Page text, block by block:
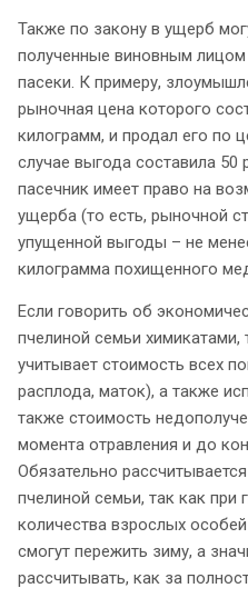
Также по закону в ущерб
полученные виновным
пасеки. К примеру,
рыночная цена которого
килограмм, и продал его по
случае выгода составила 50
пасечник имеет право на
ущерба (то есть, рыночной
упущенной выгоды – не
килограмма похищенного
Если говорить об
пчелиной семьи
учитывает стоимость всех
расплода, маток), а также
также стоимость
момента отравления и до
Обязательно
пчелиной семьи, так как при
количества взрослых
смогут пережить зиму, а
рассчитывать, как за